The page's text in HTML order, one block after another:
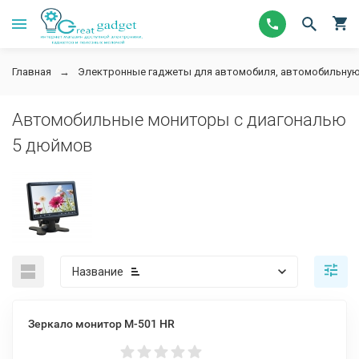
Главная Электронные гаджеты для автомобиля,
Автомобильные мониторы с диагональю
5 дюймов
Название
Зеркало монитор M-501 HR